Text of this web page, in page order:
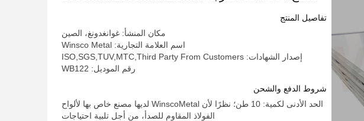
تفاصيل المنتج
مكان المنشأ: غوانغدونغ، الصين
اسم العلامة التجارية: Winsco Metal
إصدار الشهادات: ISO,SGS,TUV,MTC,Third Party From Customers
رقم الموديل: WB122
شروط الدفع والشحن
الحد الأدنى لكمية: 10 طن؛ نظرًا لأن WinscoMetal لديها مصنع خاص بها لألواح
الفولاذ المقاوم للصدأ، من أجل تلبية احتياجات